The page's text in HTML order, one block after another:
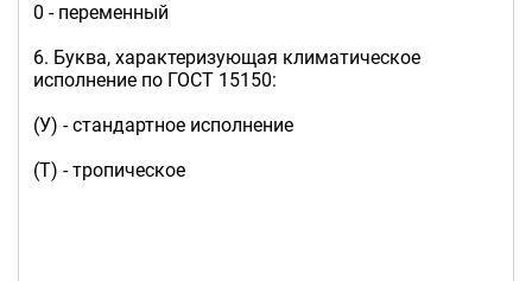
0 - переменный
6. Буква, характеризующая климатическое
исполнение по ГОСТ 15150:
(У) - стандартное исполнение
(Т) - тропическое